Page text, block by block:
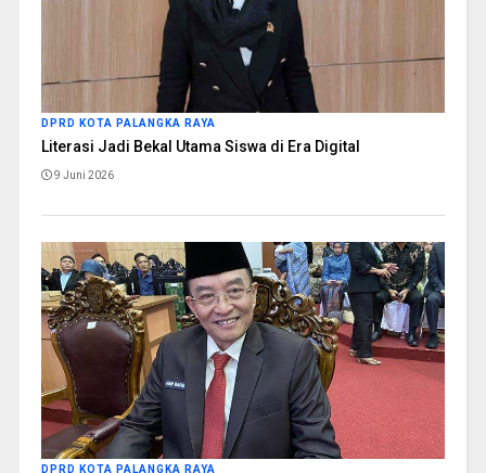
DPRD KOTA PALANGKA RAYA
Literasi Jadi Bekal Utama Siswa di Era Digital
9 Juni 2026
DPRD KOTA PALANGKA RAYA